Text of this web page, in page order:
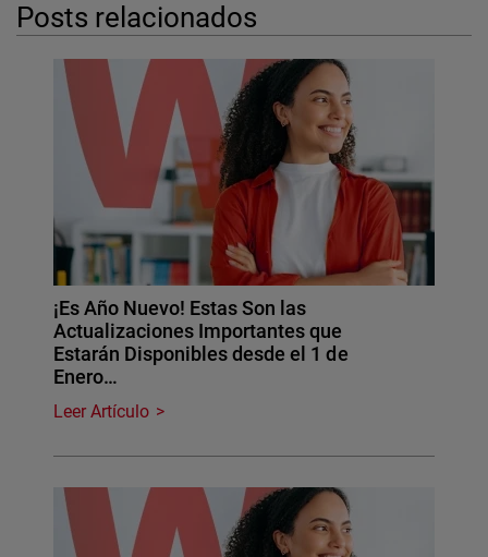
Posts relacionados
¡Es Año Nuevo! Estas Son las
Actualizaciones Importantes que
Estarán Disponibles desde el 1 de
Enero…
Leer Artículo